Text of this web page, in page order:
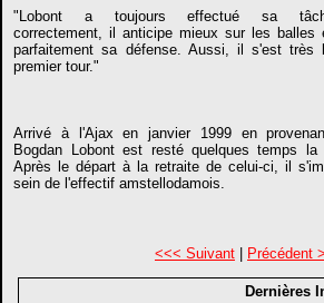
"Lobont a toujours effectué sa
correctement, il anticipe mieux sur les balles
parfaitement sa défense. Aussi, il s'est très
premier tour."
Arrivé à l'Ajax en janvier 1999 en
Bogdan Lobont est resté quelques temps la
Après le départ à la retraite de celui-ci, il
sein de l'effectif amstellodamois.
<<< Suivant| Précédent
Dernières